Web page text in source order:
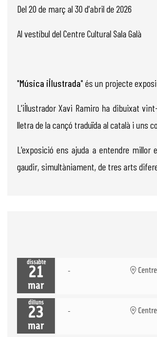
Del 20 de març al 30 d'abril de 2026
Al vestíbul del Centre Cultural Sala Galà
"Música il·lustrada" és un projecte
L'il·lustrador Xavi Ramiro ha dibuixat
lletra de la cançó traduïda al català i uns
L'exposició ens ajuda a entendre
gaudir, simultàniament, de tres arts
dissabte
21
mar
dilluns
23
mar